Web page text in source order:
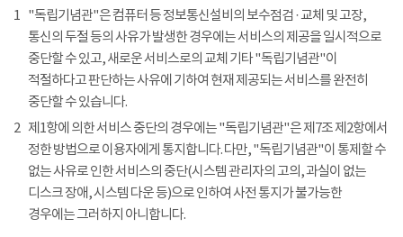
1 "독립기념관"은 컴퓨터 등 정보통신설비의 보수점검 · 교체 및 고장,
통신의 두절 등의 사유가 발생한 경우에는 서비스의 제공을 일시적으로
중단할 수 있고, 새로운 서비스로의 교체 기타 "독립기념관"이
적절하다고 판단하는 사유에 기하여 현재 제공되는 서비스를 완전히
중단할 수 있습니다.
2 제1항에 의한 서비스 중단의 경우에는 "독립기념관"은 제7조 제2항에서
정한 방법으로 이용자에게 통지합니다. 다만, "독립기념관"이 통제할 수
없는 사유로 인한 서비스의 중단(시스템 관리자의 고의, 과실이 없는
디스크 장애, 시스템 다운 등)으로 인하여 사전 통지가 불가능한
경우에는 그러하지 아니합니다.